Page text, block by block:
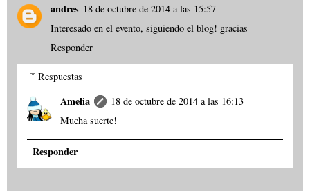
andres 18 de octubre de 2014 a las 15:57
Interesado en el evento, siguiendo el blog! gracias
Responder
Respuestas
Amelia
18 de octubre de 2014 a las 16:13
Mucha suerte!
Responder